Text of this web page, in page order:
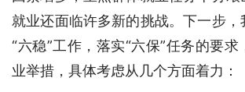
就业还面临许多新的挑战。下一步
“六稳”工作，落实“六保”任务的要
业举措，具体考虑从几个方面着力：